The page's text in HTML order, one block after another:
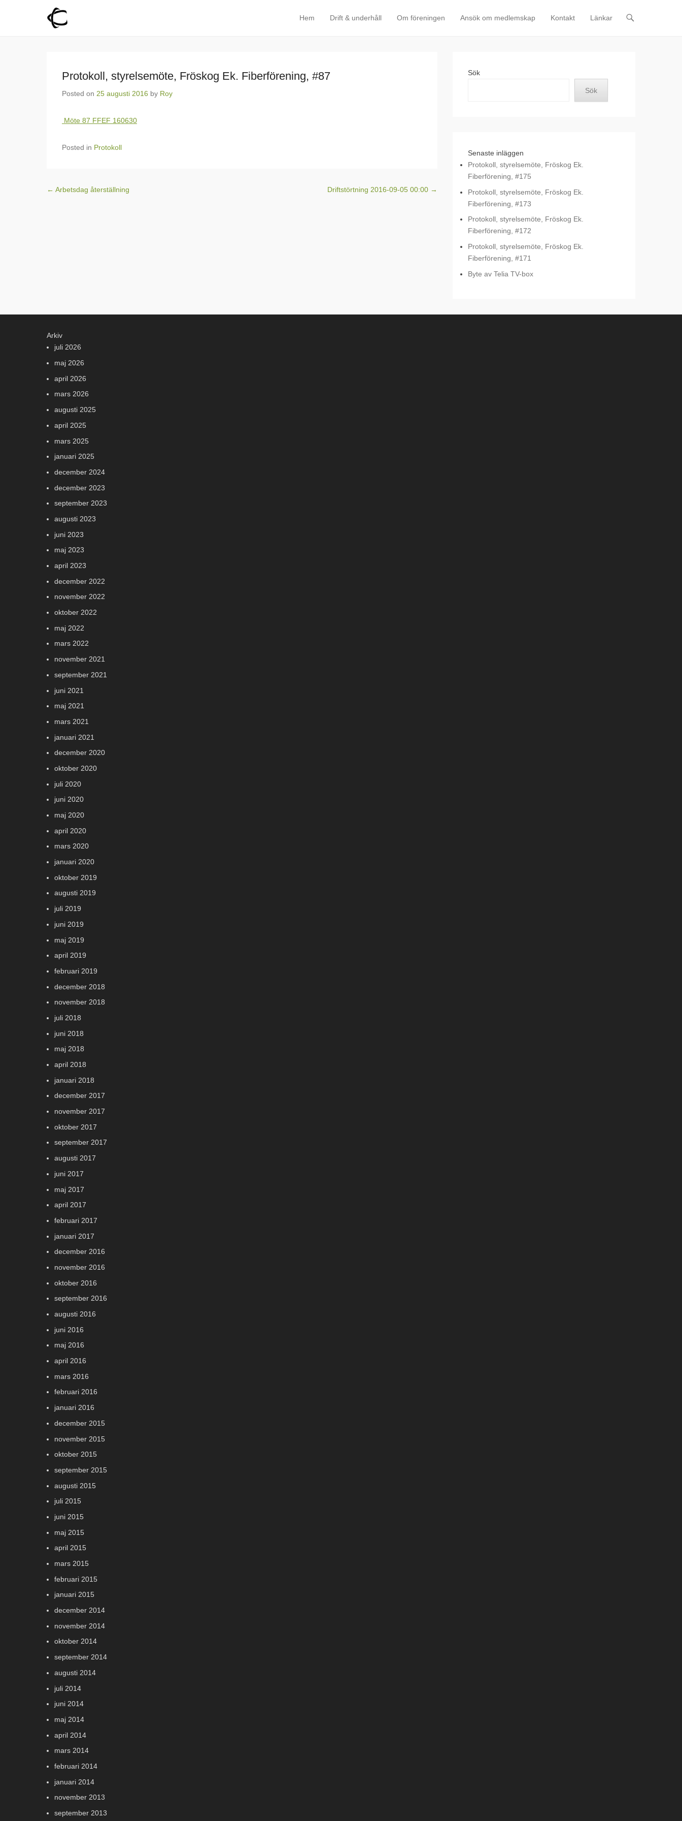
För en levande landsbygd
Primary Menu
Skip to content
Hem Drift & underhåll Om föreningen Ansök om medlemskap Kontakt Länkar
Protokoll, styrelsemöte, Fröskog Ek. Fiberförening, #87
Posted on 25 augusti 2016 by Roy
Möte 87 FFEF 160630
Posted in Protokoll
Post navigation
← Arbetsdag återställning Driftstörtning 2016-09-05 00:00 →
Sök
Sök
Senaste inläggen
Protokoll, styrelsemöte, Fröskog Ek.
Fiberförening, #175
Protokoll, styrelsemöte, Fröskog Ek.
Fiberförening, #173
Protokoll, styrelsemöte, Fröskog Ek.
Fiberförening, #172
Protokoll, styrelsemöte, Fröskog Ek.
Fiberförening, #171
Byte av Telia TV-box
Arkiv
juli 2026
maj 2026
april 2026
mars 2026
augusti 2025
april 2025
mars 2025
januari 2025
december 2024
december 2023
september 2023
augusti 2023
juni 2023
maj 2023
april 2023
december 2022
november 2022
oktober 2022
maj 2022
mars 2022
november 2021
september 2021
juni 2021
maj 2021
mars 2021
januari 2021
december 2020
oktober 2020
juli 2020
juni 2020
maj 2020
april 2020
mars 2020
januari 2020
oktober 2019
augusti 2019
juli 2019
juni 2019
maj 2019
april 2019
februari 2019
december 2018
november 2018
juli 2018
juni 2018
maj 2018
april 2018
januari 2018
december 2017
november 2017
oktober 2017
september 2017
augusti 2017
juni 2017
maj 2017
april 2017
februari 2017
januari 2017
december 2016
november 2016
oktober 2016
september 2016
augusti 2016
juni 2016
maj 2016
april 2016
mars 2016
februari 2016
januari 2016
december 2015
november 2015
oktober 2015
september 2015
augusti 2015
juli 2015
juni 2015
maj 2015
april 2015
mars 2015
februari 2015
januari 2015
december 2014
november 2014
oktober 2014
september 2014
augusti 2014
juli 2014
juni 2014
maj 2014
april 2014
mars 2014
februari 2014
januari 2014
november 2013
september 2013